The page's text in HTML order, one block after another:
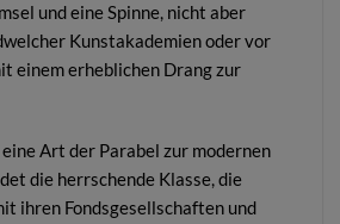
und eine Spinne, nicht aber
Kunstakademien oder vor
einem erheblichen Drang zur
Art der Parabel zur modernen
die herrschende Klasse, die
ihren Fondsgesellschaften und